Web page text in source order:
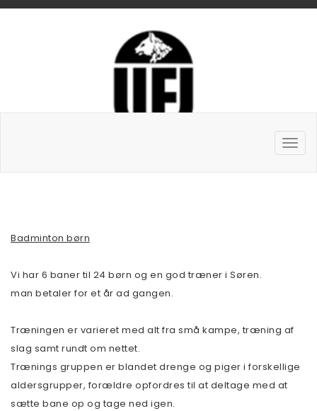
Badminton børn
Vi har 6 baner til 24 børn og en god træner i Søren.
man betaler for et år ad gangen.
Træningen er varieret med alt fra små kampe, træning af
slag samt rundt om nettet.
Trænings gruppen er blandet drenge og piger i forskellige
aldersgrupper, forældre opfordres til at deltage med at
sætte bane op og tage ned igen.